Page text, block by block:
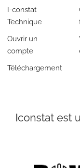
I-constat
Technique
Ouvrir un
compte
Téléchargement
Iconstat est